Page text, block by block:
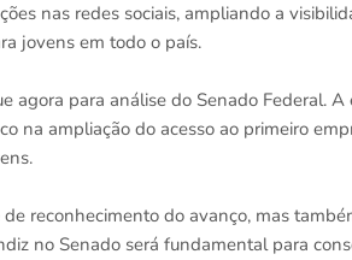
nas redes sociais, ampliando a
jovens em todo o país.
agora para análise do Senado Federal.
na ampliação do acesso ao primeiro
reconhecimento do avanço, mas
no Senado será fundamental para